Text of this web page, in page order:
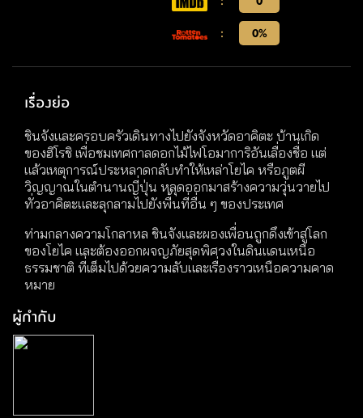
:
0%
เรื่องย่อ
ชินจังและครอบครัวเดินทางไปยังจังหวัดอาคิตะ บ้านเกิด
ของฮิโรชิ เพื่อชมเทศกาลดอกไม้ไฟโอมาการิอันเลื่องชื่อ แต่
แล้วเหตุการณ์ประหลาดกลับทำให้เหล่าโยไค หรือภูตผี
วิญญาณในตำนานญี่ปุ่น หลุดออกมาสร้างความวุ่นวายไป
ทั่วอาคิตะและลุกลามไปยังพื้นที่อื่น ๆ ของประเทศ
ท่ามกลางความโกลาหล ชินจังและผองเพื่อนถูกดึงเข้าสู่โลก
ของโยไค และต้องออกผจญภัยสุดพิศวงในดินแดนเหนือ
ธรรมชาติ ที่เต็มไปด้วยความลับและเรื่องราวเหนือความคาด
หมาย
ผู้กำกับ